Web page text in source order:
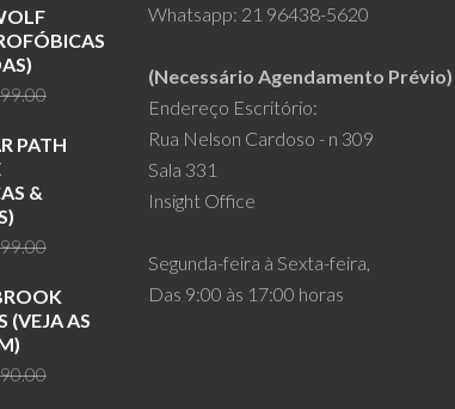
Original
was:
Current
is:
PATH
&
Original
was:
R$199.00.
Current
is:
R$179.00.
(VEJA AS
Original
Current
Whatsapp: 21 96438-5620
(Necessário Agendamento Prévio)
Endereço Escritório:
Rua Nelson Cardoso - n 309
Sala 331
Insight Office
Segunda-feira à Sexta-feira,
Das 9:00 às 17:00 horas